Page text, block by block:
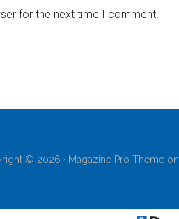
for the next time I comment.
© 2026 · Magazine Pro Themeon